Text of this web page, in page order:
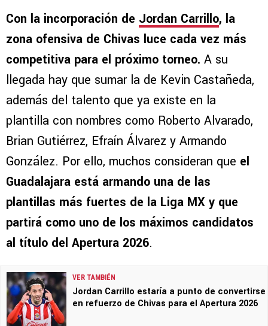
Con la incorporación de Jordan Carrillo, la
zona ofensiva de Chivas luce cada vez más
competitiva para el próximo torneo. A su
llegada hay que sumar la de Kevin Castañeda,
además del talento que ya existe en la
plantilla con nombres como Roberto Alvarado,
Brian Gutiérrez, Efraín Álvarez y Armando
González. Por ello, muchos consideran que el
Guadalajara está armando una de las
plantillas más fuertes de la Liga MX y que
partirá como uno de los máximos candidatos
al título del Apertura 2026.
VER TAMBIÉN
Jordan Carrillo estaría a punto de convertirse
en refuerzo de Chivas para el Apertura 2026